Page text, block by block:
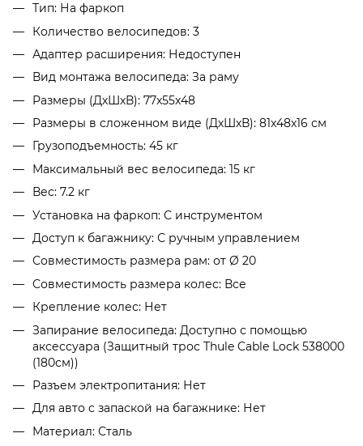
Тип: На фаркоп
Количество велосипедов: 3
Адаптер расширения: Недоступен
Вид монтажа велосипеда: За раму
Размеры (ДхШхВ): 77x55x48
Размеры в сложенном виде (ДхШхВ): 81x48x16 см
Грузоподъемность: 45 кг
Максимальный вес велосипеда: 15 кг
Вес: 7.2 кг
Установка на фаркоп: С инструментом
Доступ к багажнику: С ручным управлением
Совместимость размера рам: от Ø 20
Совместимость размера колес: Все
Крепление колес: Нет
Запирание велосипеда: Доступно с помощью
аксессуара (Защитный трос Thule Cable Lock 538000
(180см))
Разъем электропитания: Нет
Для авто с запаской на багажнике: Нет
Материал: Сталь